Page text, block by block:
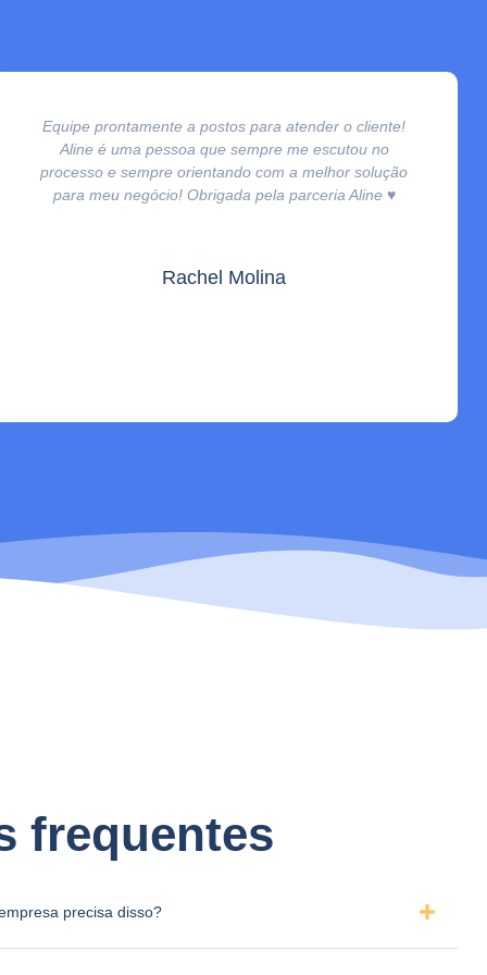
Equipe prontamente a postos para atender o cliente!
Aline é uma pessoa que sempre me escutou no
processo e sempre orientando com a melhor solução
para meu negócio! Obrigada pela parceria Aline ♥️
Rachel Molina
frequentes
precisa disso?